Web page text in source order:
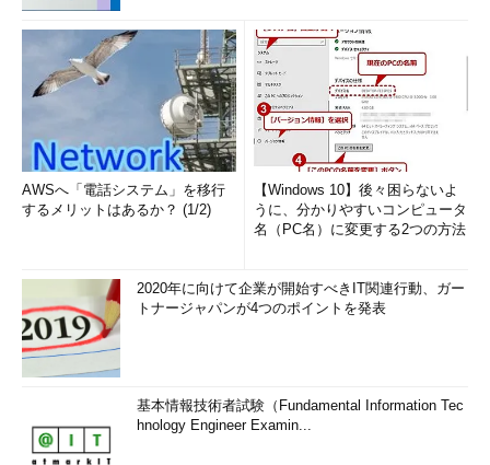
AWSへ「電話システム」を移行
するメリットはあるか？ (1/2)
【Windows 10】後々困らないよ
うに、分かりやすいコンピュータ
名（PC名）に変更する2つの方法
2020年に向けて企業が開始すべきIT関連行動、ガー
トナージャパンが4つのポイントを発表
基本情報技術者試験（Fundamental Information Tec
hnology Engineer Examin...